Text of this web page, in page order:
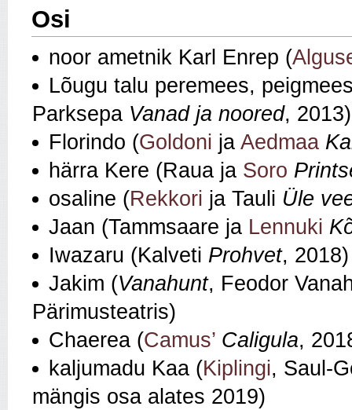
Osi
noor ametnik Karl Enrep (
Lõugu talu peremees,
Parksepa Vanad ja noored, 2013)
Florindo (Goldoni ja Aedmaa
härra Kere (Raua ja Soro
osaline (Rekkori ja Tauli Üle
Jaan (Tammsaare ja Lennuki
Iwazaru (Kalveti Prohvet, 2018)
Jakim (Vanahunt, Feodor
Pärimusteatris)
Chaerea (Camus’ Caligula,
kaljumadu Kaa (Kiplingi, Saul-
mängis osa alates 2019)